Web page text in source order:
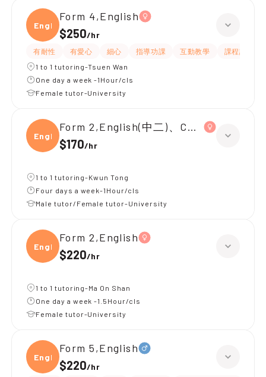
Engli
Form 4,English
$250/hr
有耐性 有愛心 細心 指導功課 互動教學
課程設計
1 to 1 tutoring-Tsuen Wan
One day a week -1Hour/cls
Female tutor-University
Engli
Form 2,English(中二)、Chinese(中二)
$170/hr
1 to 1 tutoring-Kwun Tong
Four days a week-1Hour/cls
Male tutor/Female tutor-University
Engli
Form 2,English
$220/hr
1 to 1 tutoring-Ma On Shan
One day a week -1.5Hour/cls
Female tutor-University
Engli
Form 5,English
$220/hr